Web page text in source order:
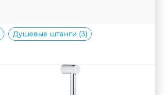
Душевые штанги (3)